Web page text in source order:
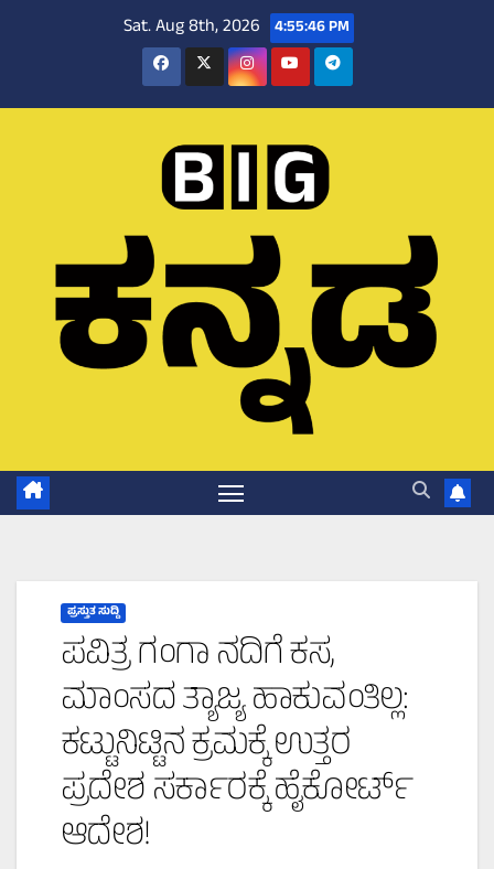
Sat. Aug 8th, 2026 4:55:47 PM
ಪ್ರಸ್ತುತ ಸುದ್ದಿ
ಪವಿತ್ರ ಗಂಗಾ ನದಿಗೆ ಕಸ,
ಮಾಂಸದ ತ್ಯಾಜ್ಯ ಹಾಕುವಂತಿಲ್ಲ:
ಕಟ್ಟುನಿಟ್ಟಿನ ಕ್ರಮಕ್ಕೆ ಉತ್ತರ
ಪ್ರದೇಶ ಸರ್ಕಾರಕ್ಕೆ ಹೈಕೋರ್ಟ್
ಆದೇಶ!